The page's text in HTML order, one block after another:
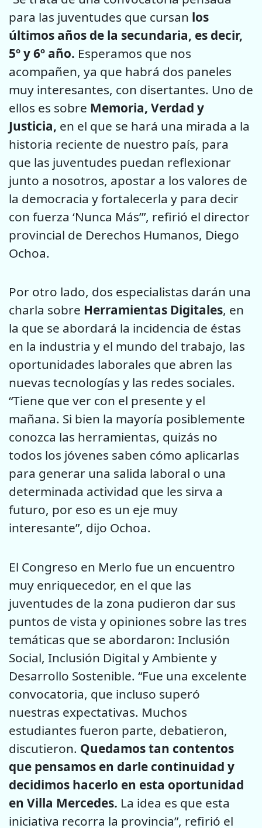
para las juventudes que cursan los
últimos años de la secundaria, es decir,
5º y 6º año. Esperamos que nos
acompañen, ya que habrá dos paneles
muy interesantes, con disertantes. Uno de
ellos es sobre Memoria, Verdad y
Justicia, en el que se hará una mirada a la
historia reciente de nuestro país, para
que las juventudes puedan reflexionar
junto a nosotros, apostar a los valores de
la democracia y fortalecerla y para decir
con fuerza ‘Nunca Más’”, refirió el director
provincial de Derechos Humanos, Diego
Ochoa.
Por otro lado, dos especialistas darán una
charla sobre Herramientas Digitales, en
la que se abordará la incidencia de éstas
en la industria y el mundo del trabajo, las
oportunidades laborales que abren las
nuevas tecnologías y las redes sociales.
“Tiene que ver con el presente y el
mañana. Si bien la mayoría posiblemente
conozca las herramientas, quizás no
todos los jóvenes saben cómo aplicarlas
para generar una salida laboral o una
determinada actividad que les sirva a
futuro, por eso es un eje muy
interesante”, dijo Ochoa.
El Congreso en Merlo fue un encuentro
muy enriquecedor, en el que las
juventudes de la zona pudieron dar sus
puntos de vista y opiniones sobre las tres
temáticas que se abordaron: Inclusión
Social, Inclusión Digital y Ambiente y
Desarrollo Sostenible. “Fue una excelente
convocatoria, que incluso superó
nuestras expectativas. Muchos
estudiantes fueron parte, debatieron,
discutieron. Quedamos tan contentos
que pensamos en darle continuidad y
decidimos hacerlo en esta oportunidad
en Villa Mercedes. La idea es que esta
iniciativa recorra la provincia”, refirió el